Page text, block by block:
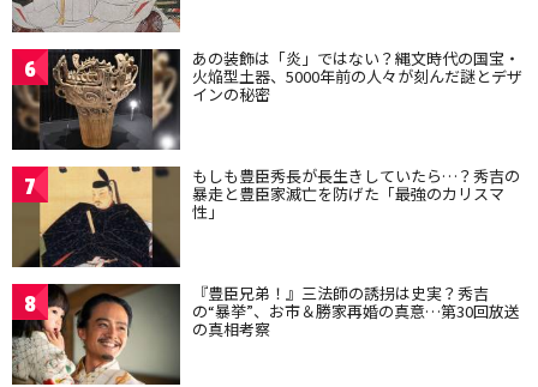
6 あの装飾は「炎」ではない？縄文時代の国宝・
火焔型土器、5000年前の人々が刻んだ謎とデザ
インの秘密
7 もしも豊臣秀長が長生きしていたら…？秀吉の
暴走と豊臣家滅亡を防げた「最強のカリスマ
性」
8 『豊臣兄弟！』三法師の誘拐は史実？秀吉
の“暴挙”、お市＆勝家再婚の真意…第30回放送
の真相考察